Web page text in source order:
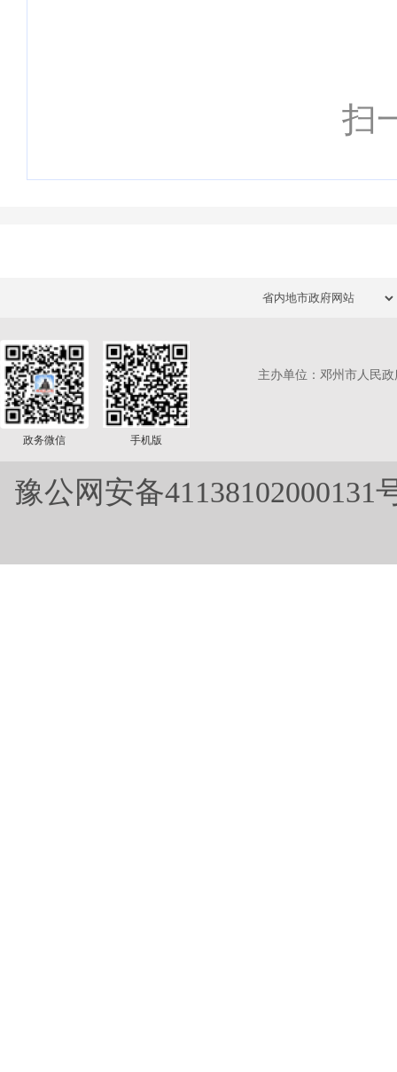
扫
政务微信 手机版
主办单位：邓州市人民
豫公网安备41138102000131